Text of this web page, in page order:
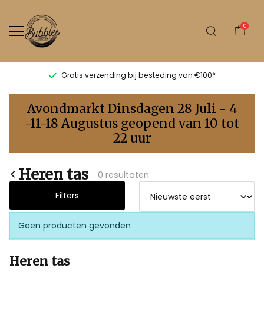
0
Gratis verzending bij besteding van €100*
Heren
tas
-
Bubbles
Sluis
Avondmarkt Dinsdagen 28 Juli - 4
-11-18 Augustus geopend van 10 tot
22 uur
Heren tas
0 resultaten
Filters
Geen producten gevonden
Heren tas